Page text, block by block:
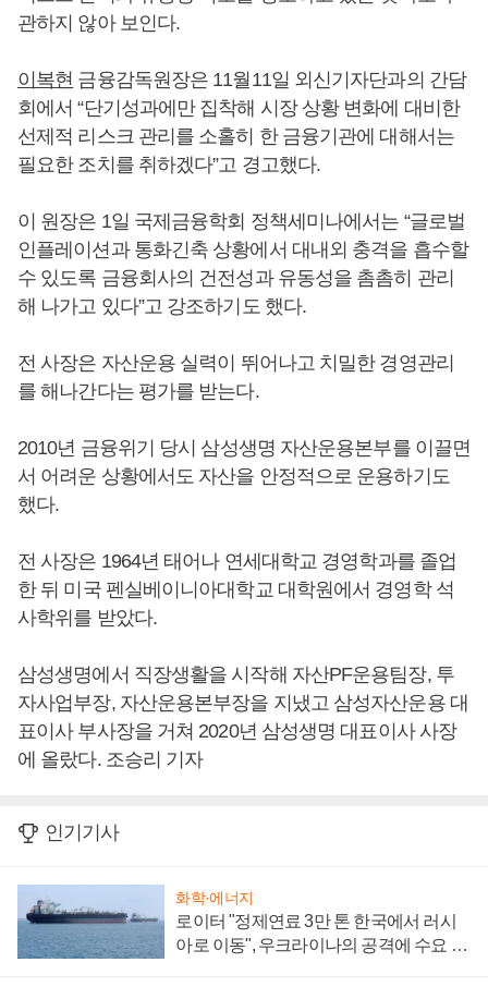
관하지 않아 보인다.
이복현 금융감독원장은 11월11일 외신기자단과의 간담
회에서 “단기성과에만 집착해 시장 상황 변화에 대비한
선제적 리스크 관리를 소홀히 한 금융기관에 대해서는
필요한 조치를 취하겠다”고 경고했다.
이 원장은 1일 국제금융학회 정책세미나에서는 “글로벌
인플레이션과 통화긴축 상황에서 대내외 충격을 흡수할
수 있도록 금융회사의 건전성과 유동성을 촘촘히 관리
해 나가고 있다”고 강조하기도 했다.
전 사장은 자산운용 실력이 뛰어나고 치밀한 경영관리
를 해나간다는 평가를 받는다.
2010년 금융위기 당시 삼성생명 자산운용본부를 이끌면
서 어려운 상황에서도 자산을 안정적으로 운용하기도
했다.
전 사장은 1964년 태어나 연세대학교 경영학과를 졸업
한 뒤 미국 펜실베이니아대학교 대학원에서 경영학 석
사학위를 받았다.
삼성생명에서 직장생활을 시작해 자산PF운용팀장, 투
자사업부장, 자산운용본부장을 지냈고 삼성자산운용 대
표이사 부사장을 거쳐 2020년 삼성생명 대표이사 사장
에 올랐다. 조승리 기자
인기기사
화학·에너지
로이터 "정제연료 3만 톤 한국에서 러시
아로 이동", 우크라이나의 공격에 수요 늘